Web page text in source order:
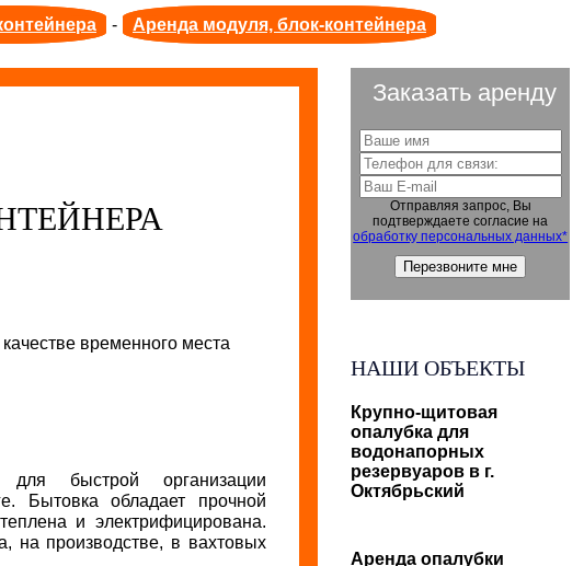
- Аренда модуля, блок-контейнера
временного места
быстрой организации
Бытовка обладает прочной
и электрифицирована.
на производстве, в вахтовых
Заказать аренду
Отправляя запрос, Вы
подтверждаете согласие на
обработку персональных данных*
НАШИ ОБЪЕКТЫ
Крупно-щитовая
опалубка для
водонапорных
резервуаров в г.
Октябрьский
Аренда опалубки